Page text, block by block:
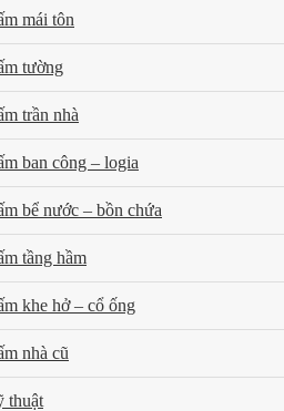
mái tôn
tường
trần nhà
ban công – logia
bể nước – bồn chứa
tầng hầm
khe hở – cổ ống
nhà cũ
thuật